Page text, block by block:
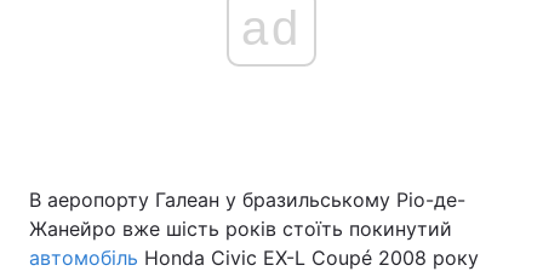
ad
В аеропорту Галеан у бразильському Ріо-де-
Жанейро вже шість років стоїть покинутий
автомобіль Honda Civic EX-L Coupé 2008 року